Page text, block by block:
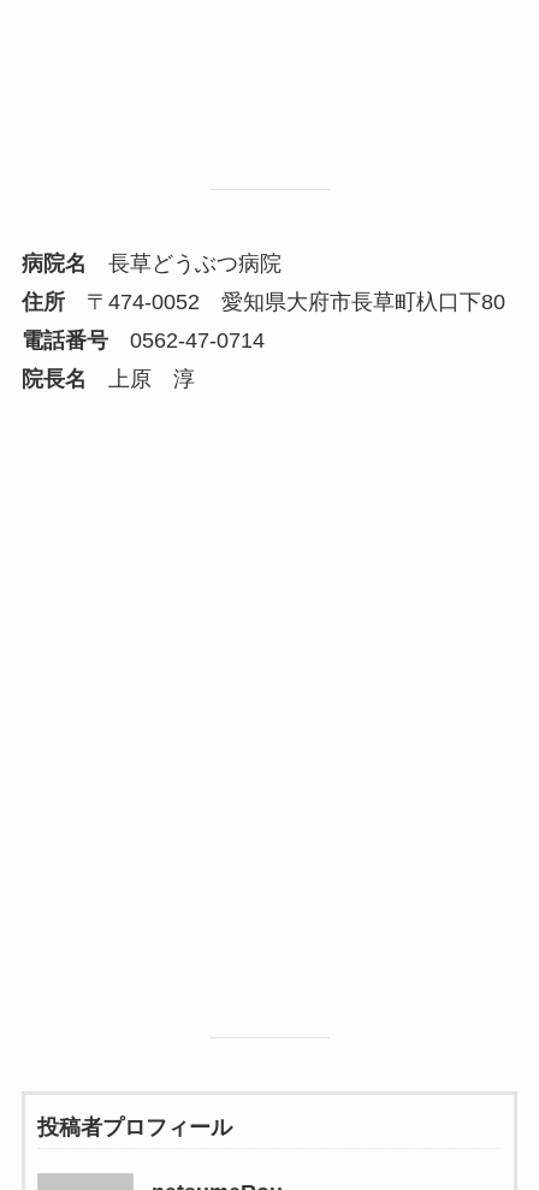
病院名 長草どうぶつ病院
住所〒474-0052 愛知県大府市長草町杁口下80
電話番号0562-47-0714
院長名 上原 淳
投稿者プロフィール